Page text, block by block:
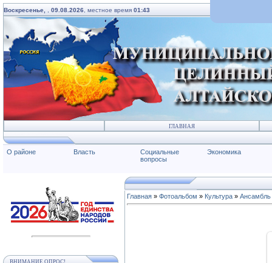
Воскресенье, 09.08.2026 , местное время 01:43
ГЛАВНАЯ
О районе Власть
Социальные
вопросы
Экономика
Главная » Фотоальбом » Культура » Ансамбль